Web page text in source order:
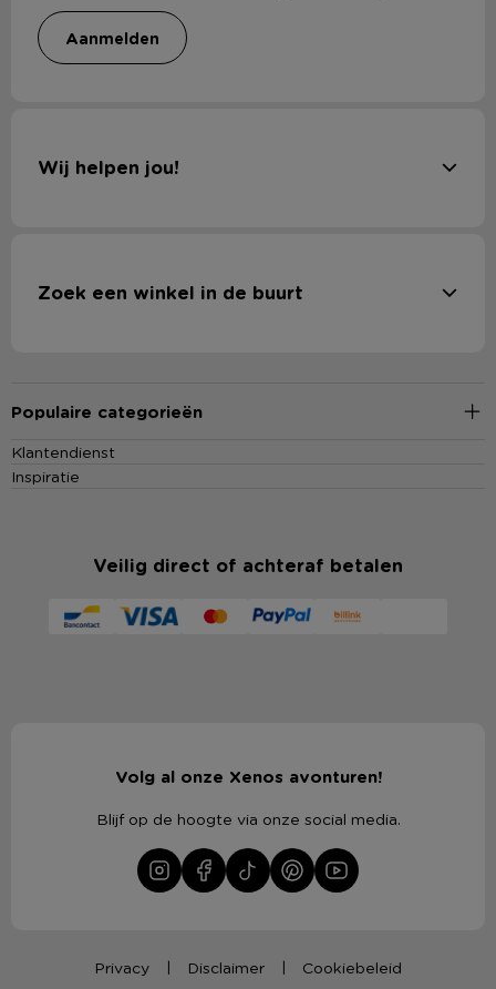
aanmelden
Wij helpen jou!
Zoek een winkel in de buurt
Populaire categorieën
Klantendienst
Inspiratie
Veilig direct of achteraf betalen
Volg al onze Xenos avonturen!
Blijf op de hoogte via onze social media.
Privacy Disclaimer
Cookiebeleid